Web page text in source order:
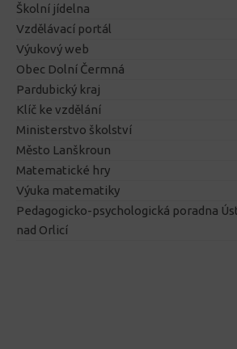
Školní jídelna
Vzdělávací portál
Výukový web
Obec Dolní Čermná
Pardubický kraj
Klíč ke vzdělání
Ministerstvo školství
Město Lanškroun
Matematické hry
Výuka matematiky
Pedagogicko-psychologická poradna
nad Orlicí